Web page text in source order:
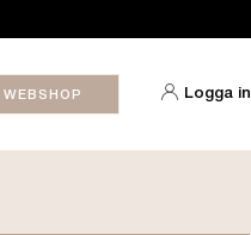
WEBSHOP Logga in